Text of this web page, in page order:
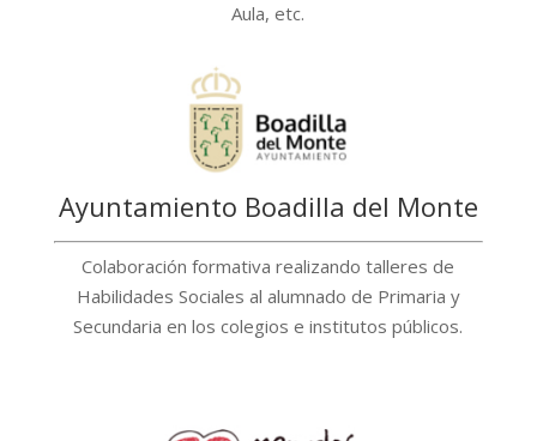
Aula, etc.
Ayuntamiento Boadilla del Monte
Colaboración formativa realizando talleres de
Habilidades Sociales al alumnado de Primaria y
Secundaria en los colegios e institutos públicos.